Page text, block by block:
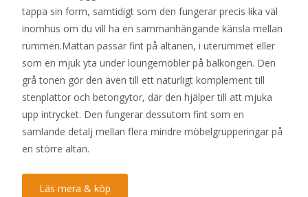
tappa sin form, samtidigt som den fungerar precis lika väl
inomhus om du vill ha en sammanhängande känsla mellan
rummen.Mattan passar fint på altanen, i uterummet eller
som en mjuk yta under loungemöbler på balkongen. Den
grå tonen gör den även till ett naturligt komplement till
stenplattor och betongytor, där den hjälper till att mjuka
upp intrycket. Den fungerar dessutom fint som en
samlande detalj mellan flera mindre möbelgrupperingar på
en större altan.
Läs mera & köp